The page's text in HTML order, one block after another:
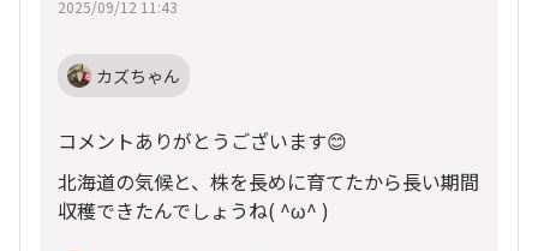
2025/09/12 11:43
カズちゃん
コメントありがとうございます😊
北海道の気候と、株を長めに育てたから長い期間
収穫できたんでしょうね( ^ω^ )